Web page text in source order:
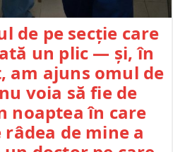
de pe secție care
un plic — și, în
am ajuns omul de
voia să fie de
noaptea în care
de mine a